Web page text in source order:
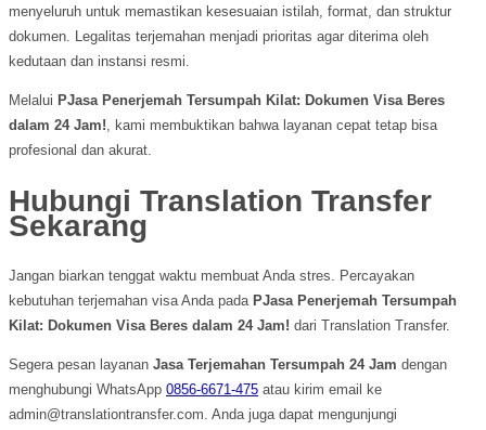
menyeluruh untuk memastikan kesesuaian istilah, format, dan struktur
dokumen. Legalitas terjemahan menjadi prioritas agar diterima oleh
kedutaan dan instansi resmi.
Melalui PJasa Penerjemah Tersumpah Kilat: Dokumen Visa Beres
dalam 24 Jam!, kami membuktikan bahwa layanan cepat tetap bisa
profesional dan akurat.
Hubungi Translation Transfer
Sekarang
Jangan biarkan tenggat waktu membuat Anda stres. Percayakan
kebutuhan terjemahan visa Anda pada PJasa Penerjemah Tersumpah
Kilat: Dokumen Visa Beres dalam 24 Jam! dari Translation Transfer.
Segera pesan layanan Jasa Terjemahan Tersumpah 24 Jam dengan
menghubungi WhatsApp 0856-6671-475 atau kirim email ke
admin@translationtransfer.com . Anda juga dapat mengunjungi